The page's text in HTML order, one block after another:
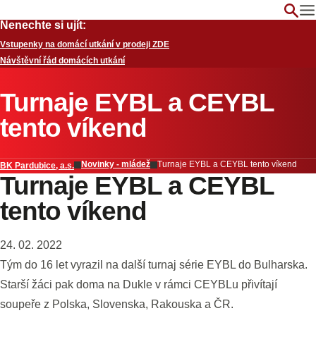
Nenechte si ujít:
Vstupenky na domácí utkání v prodeji ZDE
Návštěvní řád domácích utkání
Turnaje EYBL a CEYBL
tento víkend
BK Pardubice, a.s. Novinky - mládež Turnaje EYBL a CEYBL tento víkend
Turnaje EYBL a CEYBL
tento víkend
24. 02. 2022
Tým do 16 let vyrazil na další turnaj série EYBL do Bulharska.
Starší žáci pak doma na Dukle v rámci CEYBLu přivítají
soupeře z Polska, Slovenska, Rakouska a ČR.